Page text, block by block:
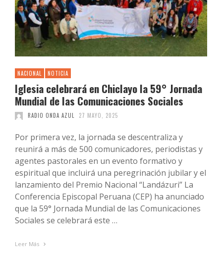
NACIONAL NOTICIA
Iglesia celebrará en Chiclayo la 59° Jornada
Mundial de las Comunicaciones Sociales
RADIO ONDA AZUL 27 MAYO, 2025
Por primera vez, la jornada se descentraliza y
reunirá a más de 500 comunicadores, periodistas y
agentes pastorales en un evento formativo y
espiritual que incluirá una peregrinación jubilar y el
lanzamiento del Premio Nacional “Landázuri” La
Conferencia Episcopal Peruana (CEP) ha anunciado
que la 59° Jornada Mundial de las Comunicaciones
Sociales se celebrará este …
Leer Más